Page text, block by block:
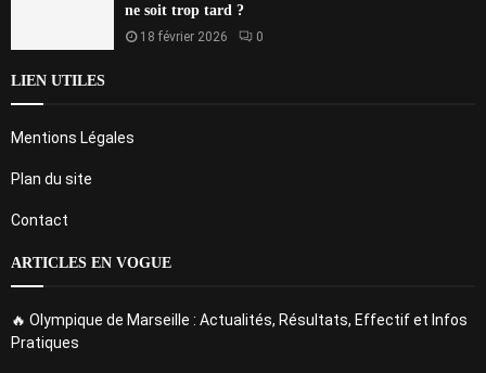
ne soit trop tard ?
18 février 2026 0
LIEN UTILES
Mentions Légales
Plan du site
Contact
ARTICLES EN VOGUE
🔥 Olympique de Marseille : Actualités, Résultats, Effectif et Infos
Pratiques